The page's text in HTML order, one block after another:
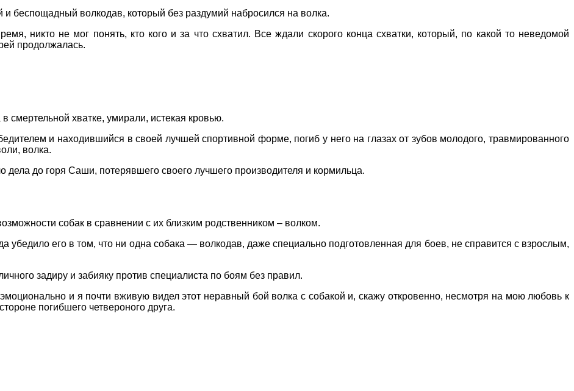
беспощадный волкодав, который без раздумий набросился на волка.
никто не мог понять, кто кого и за что схватил. Все ждали скорого конца схватки, который, по какой то неведомой
продолжалась.
смертельной хватке, умирали, истекая кровью.
и находившийся в своей лучшей спортивной форме, погиб у него на глазах от зубов молодого, травмированного
волка.
дела до горя Саши, потерявшего своего лучшего производителя и кормильца.
собак в сравнении с их близким родственником – волком.
его в том, что ни одна собака — волкодав, даже специально подготовленная для боев, не справится с взрослым,
задиру и забияку против специалиста по боям без правил.
и я почти вживую видел этот неравный бой волка с собакой и, скажу откровенно, несмотря на мою любовь к
погибшего четвероного друга.